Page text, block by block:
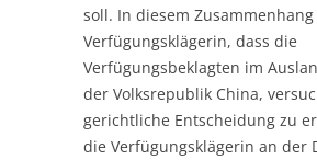
soll. In diesem
Verfügungsklägerin, dass die
Verfügungsbeklagten im
der Volksrepublik China,
gerichtliche Entscheidung zu
die Verfügungsklägerin an der